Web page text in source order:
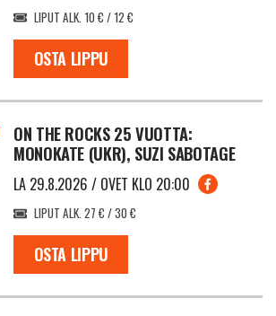
LIPUT ALK. 10 € / 12 €
OSTA LIPPU
ON THE ROCKS 25 VUOTTA:
MONOKATE (UKR), SUZI SABOTAGE
LA 29.8.2026 / OVET KLO 20:00
LIPUT ALK. 27 € / 30 €
OSTA LIPPU